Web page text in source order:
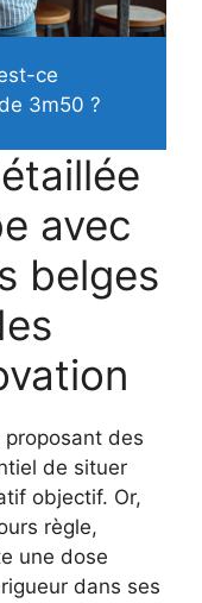
ce
3m50 ?
avec
belges
proposant des
de situer
objectif. Or,
règle,
une dose
dans ses